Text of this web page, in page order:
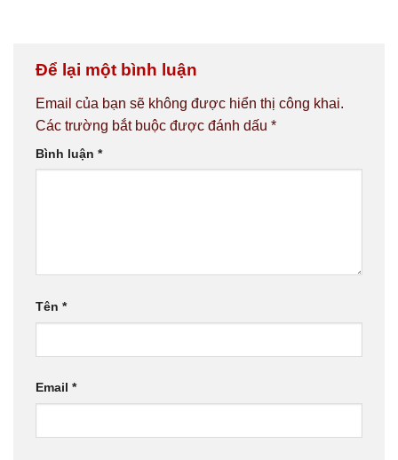
Để lại một bình luận
Email của bạn sẽ không được hiển thị công khai.
Các trường bắt buộc được đánh dấu *
Bình luận *
Tên *
Email *